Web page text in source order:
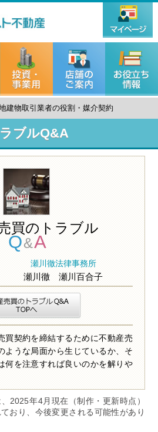
建物取引業者の役割・媒介契約
ブルQ&A
買のトラブル
Q&A
瀬川徹法律事務所
瀬川徹 瀬川百合子
買契約を締結するために不動産売
ような局面から生じているか、そ
何を注意すれば良いのかを解りや
2025年4月現在（制作・更新時点）
おり、今後変更される可能性があり